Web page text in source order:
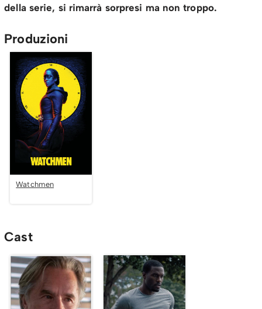
della serie, si rimarrà sorpresi ma non troppo.
Produzioni
Watchmen
Cast